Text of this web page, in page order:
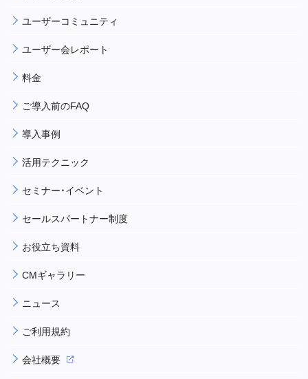
ユーザーコミュニティ
ユーザー会レポート
料金
ご導入前のFAQ
導入事例
活用テクニック
セミナー・イベント
セールスパートナー制度
お役立ち資料
CMギャラリー
ニュース
ご利用規約
会社概要